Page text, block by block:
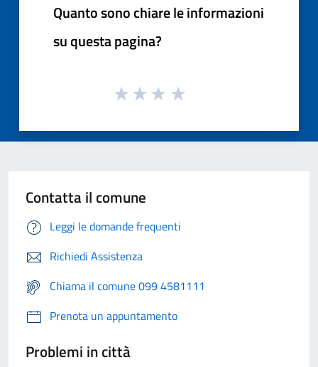
Quanto sono chiare le informazioni
su questa pagina?
Contatta il comune
Leggi le domande frequenti
Richiedi Assistenza
Chiama il comune 099 4581111
Prenota un appuntamento
Problemi in città